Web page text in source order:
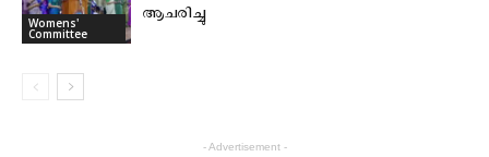
Womens'
Committee
ആചരിച്ചു
- Advertisement -